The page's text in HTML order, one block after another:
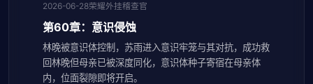
2026-06-28荣耀外挂稽查官
第60章：意识侵蚀
林晚被意识体控制，苏雨进入意识牢笼与其对抗，成功救
回林晚但母亲已被深度同化，意识体种子寄宿在母亲体
内，位面裂隙即将开启。